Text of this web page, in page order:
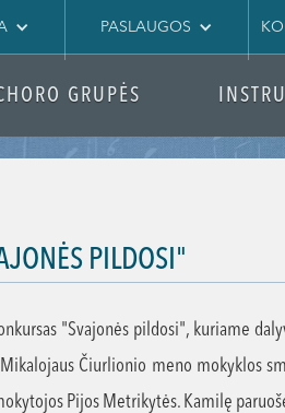
PASLAUGOS
GRUPĖS
PILDOSI"
"Svajonės pildosi", kuriame
Čiurlionio meno mokyklos
Pijos Metrikytės. Kamilę